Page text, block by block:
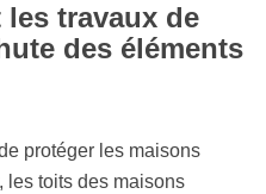
travaux de
des éléments
protéger les maisons
les toits des maisons